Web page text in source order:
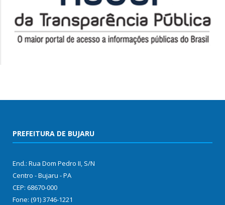
PREFEITURA DE BUJARU
End.: Rua Dom Pedro II, S/N
Centro - Bujaru - PA
CEP: 68670-000
Fone: (91) 3746-1221